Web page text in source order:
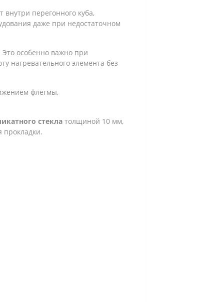
внутри перегонного куба,
даже при недостаточном
Это особенно важно при
нагревательного элемента без
флегмы,
стекла толщиной 10 мм,
прокладки.